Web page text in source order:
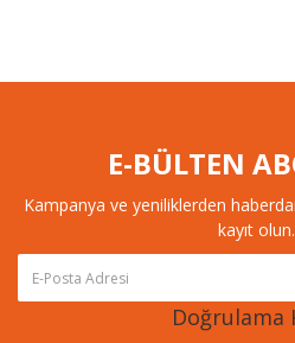
E-BÜLTEN
Kampanya ve yeniliklerden
kayıt olun.
Doğrulama